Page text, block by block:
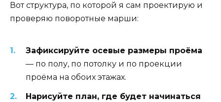
Вот структура, по которой я сам проектирую и
проверяю поворотные марши:
Зафиксируйте осевые размеры проёма
— по полу, по потолку и по проекции
проёма на обоих этажах.
Нарисуйте план, где будет начинаться